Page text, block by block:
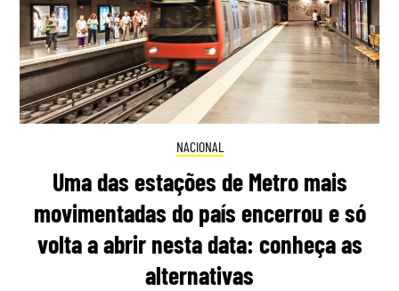
NACIONAL
Uma das estações de Metro mais
movimentadas do país encerrou e só
volta a abrir nesta data: conheça as
alternativas